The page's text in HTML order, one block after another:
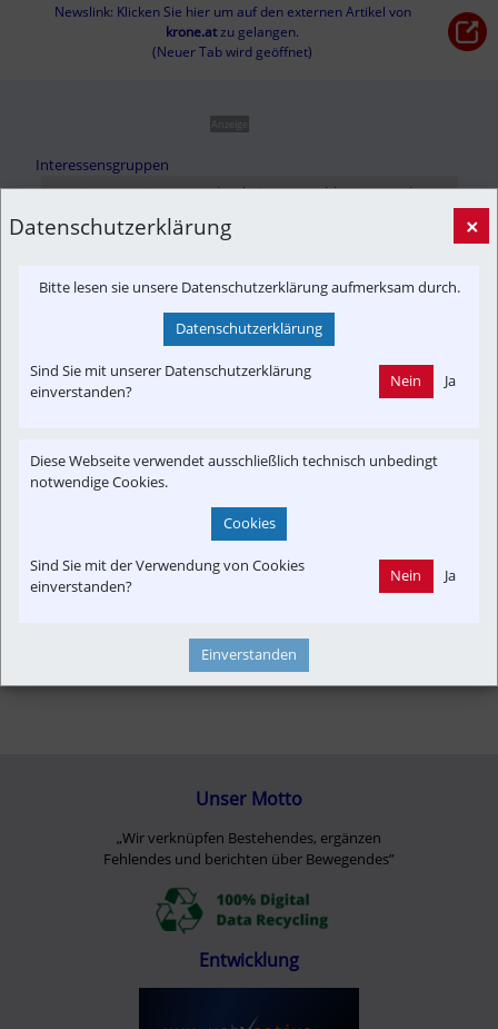
Newslink: Klicken Sie hier um auf den externen Artikel von
krone.at zu gelangen.
(Neuer Tab wird geöffnet)
Anzeige
Interessensgruppen
Austria-In-Motion
Branchenbeitrag Fachbeitrag
Fahrgast
Projekt
Fahrzeug-Portrait
Finanzen
Infrastruktur
Unser Motto
„Wir verknüpfen Bestehendes, ergänzen
Fehlendes und berichten über Bewegendes”
Entwicklung
Datenschutzerklärung ×
Bitte lesen sie unsere Datenschutzerklärung aufmerksam durch.
Datenschutzerklärung
Sind Sie mit unserer Datenschutzerklärung
einverstanden?
Nein Ja
Diese Webseite verwendet ausschließlich technisch unbedingt
notwendige Cookies.
Cookies
Sind Sie mit der Verwendung von Cookies
einverstanden?
Nein Ja
Einverstanden